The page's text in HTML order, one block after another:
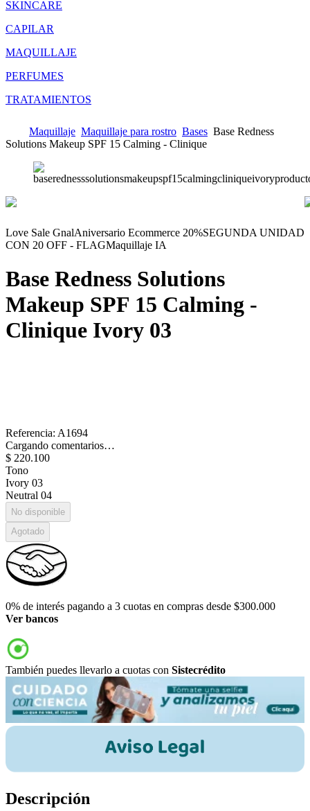
SKINCARE
CAPILAR
MAQUILLAJE
PERFUMES
TRATAMIENTOS
Maquillaje Maquillaje para rostro Bases Base Redness
Solutions Makeup SPF 15 Calming - Clinique
Love Sale GnalAniversario Ecommerce 20%SEGUNDA UNIDAD
CON 20 OFF - FLAGMaquillaje IA
Base Redness Solutions
Makeup SPF 15 Calming -
Clinique Ivory 03
Referencia: A1694
Cargando comentarios…
$ 220.100
Tono
Ivory 03
Neutral 04
No disponible
Agotado
0% de interés pagando a 3 cuotas en compras desde $300.000
Ver bancos
También puedes llevarlo a cuotas con Sistecrédito
Descripción